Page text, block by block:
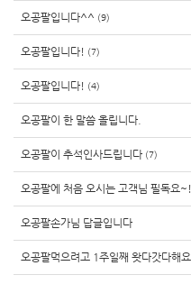
오공팔입니다^^ (9)
오공팔입니다! (7)
오공팔입니다! (4)
오공팔이 한 말씀 올립니다.
오공팔이 추석인사드립니다 (7)
오공팔에 처음 오시는 고객님 필독요
오공팔손가님 답글입니다
오공팔먹으려고 1주일째 왓다갓다해